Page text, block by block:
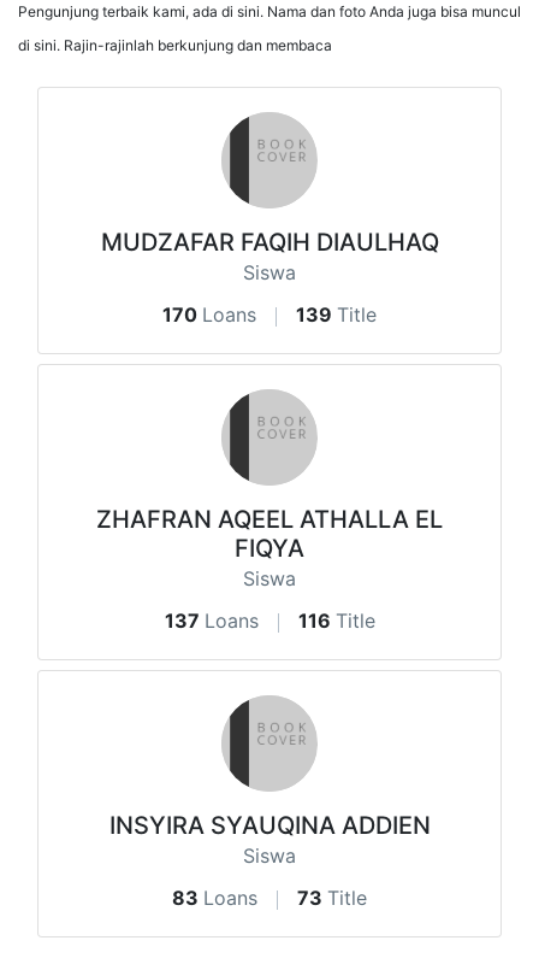
Pengunjung terbaik kami, ada di sini. Nama dan foto Anda juga bisa muncul
di sini. Rajin-rajinlah berkunjung dan membaca
MUDZAFAR FAQIH DIAULHAQ
Siswa
170 Loans 139 Title
ZHAFRAN AQEEL ATHALLA EL
FIQYA
Siswa
137 Loans 116 Title
INSYIRA SYAUQINA ADDIEN
Siswa
83 Loans 73 Title